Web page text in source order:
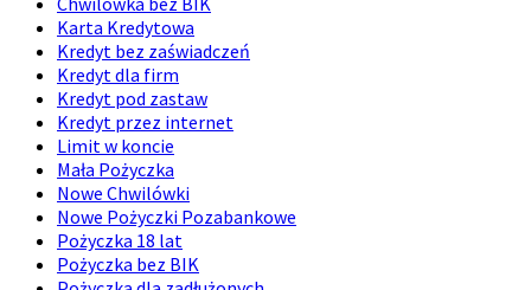
Karta Kredytowa
Kredyt bez zaświadczeń
Kredyt dla firm
Kredyt pod zastaw
Kredyt przez internet
Limit w koncie
Mała Pożyczka
Nowe Chwilówki
Nowe Pożyczki Pozabankowe
Pożyczka 18 lat
Pożyczka bez BIK